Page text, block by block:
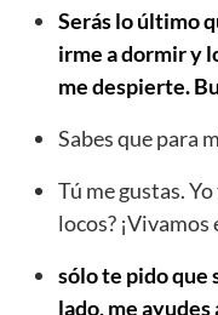
Serás lo último
irme a dormir y
me despierte.
Sabes que para
Tú me gustas.
locos? ¡Vivamos
sólo te pido que
lado, me